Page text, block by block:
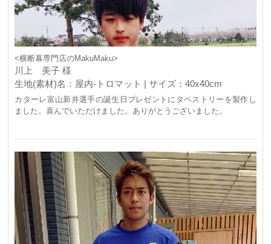
<横断幕専門店のMakuMaku>
川上 美子 様
生地(素材)名：屋内-トロマット | サイズ：40x40cm
カターレ富山新井選手の誕生日プレゼントにタペストリーを製作し
ました。喜んでいただけました。ありがとうございました。